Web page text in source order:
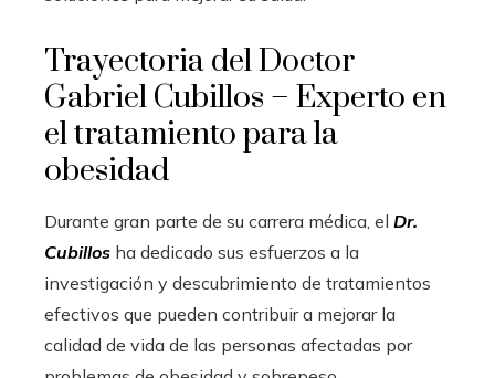
Trayectoria del Doctor
Gabriel Cubillos – Experto en
el tratamiento para la
obesidad
Durante gran parte de su carrera médica, el Dr.
Cubillos ha dedicado sus esfuerzos a la
investigación y descubrimiento de tratamientos
efectivos que pueden contribuir a mejorar la
calidad de vida de las personas afectadas por